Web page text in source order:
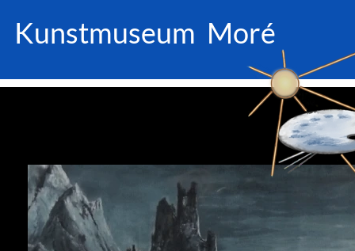
Kunstmuseum Moré